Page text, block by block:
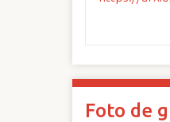
Foto de